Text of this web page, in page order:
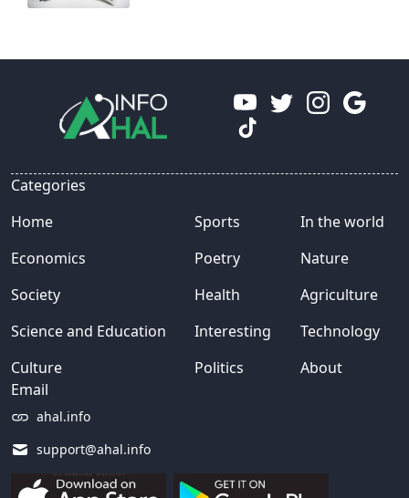
Email
ahal.info
support@ahal.info
Categories
Home
Economics
Society
Science and Education
Culture
Sports
Poetry
Health
Interesting
Politics
In the world
Nature
Agriculture
Technology
About